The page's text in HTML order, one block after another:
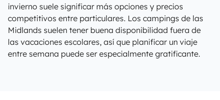
invierno suele significar más opciones y precios
competitivos entre particulares. Los campings de las
Midlands suelen tener buena disponibilidad fuera de
las vacaciones escolares, así que planificar un viaje
entre semana puede ser especialmente gratificante.